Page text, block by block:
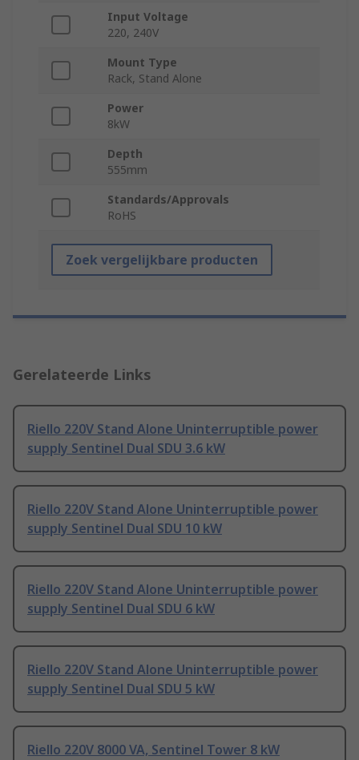
Input Voltage
220, 240V
Mount Type
Rack, Stand Alone
Power
8kW
Depth
555mm
Standards/Approvals
RoHS
Zoek vergelijkbare producten
Gerelateerde Links
Riello 220V Stand Alone Uninterruptible power
supply Sentinel Dual SDU 3.6 kW
Riello 220V Stand Alone Uninterruptible power
supply Sentinel Dual SDU 10 kW
Riello 220V Stand Alone Uninterruptible power
supply Sentinel Dual SDU 6 kW
Riello 220V Stand Alone Uninterruptible power
supply Sentinel Dual SDU 5 kW
Riello 220V 8000 VA, Sentinel Tower 8 kW